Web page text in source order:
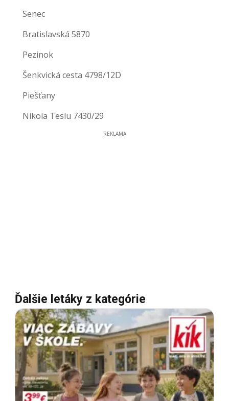
Senec
Bratislavská 5870
Pezinok
Šenkvická cesta 4798/12D
Piešťany
Nikola Teslu 7430/29
REKLAMA
Ďalšie letáky z kategórie